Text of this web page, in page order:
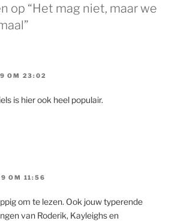
op “Het mag niet, maar we
OM 23:02
is hier ook heel populair.
OM 11:56
om te lezen. Ook jouw typerende
van Roderik, Kayleighs en